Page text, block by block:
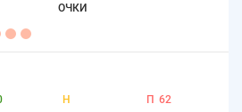
ОЧКИ
Н П 62